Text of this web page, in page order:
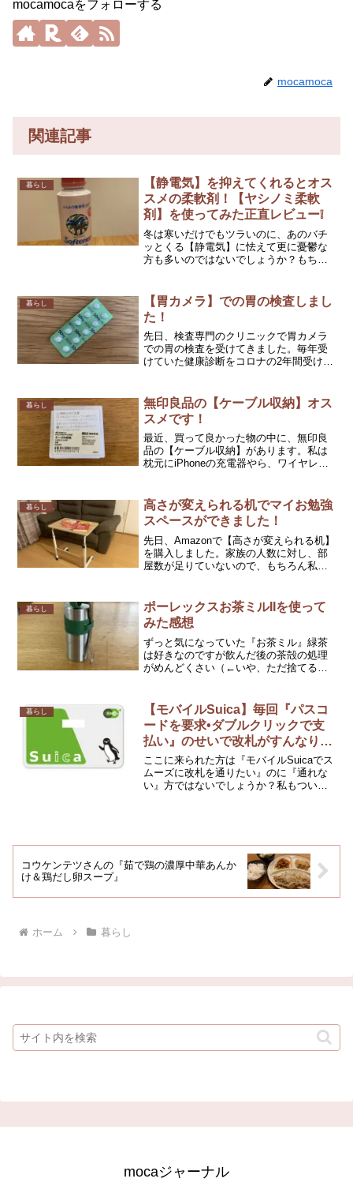
mocamocaをフォローする
mocamoca
関連記事
暮らし
【静電気】を抑えてくれるとオス
スメの柔軟剤！【ヤシノミ柔軟
剤】を使ってみた正直レビュー❕
冬は寒いだけでもツラいのに、あのバチ
ッとくる【静電気】に怯えて更に憂鬱な
方も多いのではないでしょうか？もちろ
わないようにしていますでも、そんな事
はつゆ知らずの夫が先日私...
暮らし
【胃カメラ】での胃の検査しまし
た！
先日、検査専門のクリニックで胃カメラ
での胃の検査を受けてきました。毎年受
けていた健康診断をコロナの2年間受けに
の部分もキレイ】だそうです✨👍胃に問
題がないのはホッとしま...
暮らし
無印良品の【ケーブル収納】オス
スメです！
最近、買って良かった物の中に、無印良
品の【ケーブル収納】があります。私は
枕元にiPhoneの充電器やら、ワイヤレス
ところに色んな物を置いています😅で
も、ズボラなくせに『...
暮らし
高さが変えられる机でマイお勉強
スペースができました！
先日、Amazonで【高さが変えられる机】
を購入しました。家族の人数に対し、部
屋数が足りていないので、もちろん私の
【自分の机】というものが無いので、仕
方なく食卓で勉強し...
暮らし
ポーレックスお茶ミルIIを使って
みた感想
ずっと気になっていた『お茶ミル』緑茶
は好きなのですが飲んだ後の茶殻の処理
がめんどくさい（←いや、ただ捨てるだ
のがめんどくさい（←ただのぐうたらで
しかない）などの理由で家で...
暮らし
【モバイルSuica】毎回『パスコ
ードを要求•ダブルクリックで支
払い』のせいで改札がすんなり通
れない方必見❕
ここに来られた方は『モバイルSuicaでス
ムーズに改札を通りたい』のに『通れな
い』方ではないでしょうか？私もつい先
コウケンテツさんの『茹で鶏の濃厚中華あんか
け＆鶏だし卵スープ』
ホーム 暮らし
mocaジャーナル